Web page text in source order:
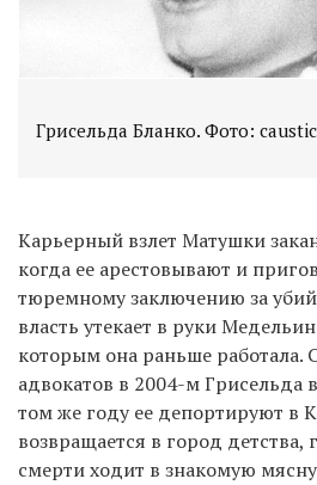
Грисельда Бланко. Фото:
Карьерный взлет Матушки
когда ее арестовывают и
тюремному заключению за
власть утекает в руки
которым она раньше работала.
адвокатов в 2004-м Грисельда
том же году ее депортируют в
возвращается в город
смерти ходит в знакомую